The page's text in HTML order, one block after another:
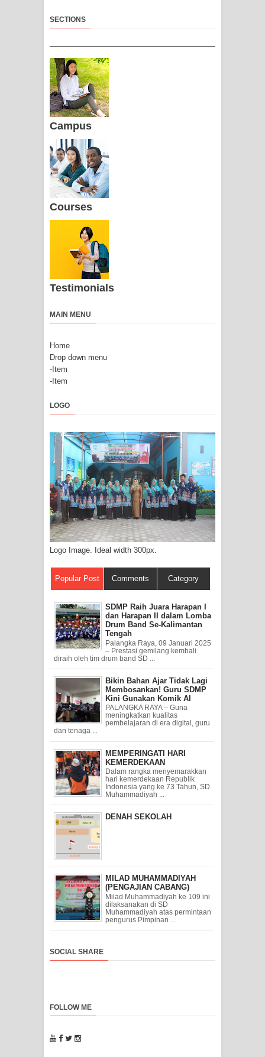
SECTIONS
Campus
Courses
Testimonials
MAIN MENU
Home
Drop down menu
-Item
-Item
LOGO
Logo Image. Ideal width 300px.
Popular Post Comments Category
SDMP Raih Juara Harapan I
dan Harapan II dalam Lomba
Drum Band Se-Kalimantan
Tengah
Palangka Raya, 09 Januari 2025
– Prestasi gemilang kembali
diraih oleh tim drum band SD ...
Bikin Bahan Ajar Tidak Lagi
Membosankan! Guru SDMP
Kini Gunakan Komik AI
PALANGKA RAYA – Guna
meningkatkan kualitas
pembelajaran di era digital, guru
dan tenaga ...
MEMPERINGATI HARI
KEMERDEKAAN
Dalam rangka menyemarakkan
hari kemerdekaan Republik
Indonesia yang ke 73 Tahun, SD
Muhammadiyah ...
DENAH SEKOLAH
MILAD MUHAMMADIYAH
(PENGAJIAN CABANG)
Milad Muhammadiyah ke 109 ini
dilaksanakan di SD
Muhammadiyah atas permintaan
pengurus Pimpinan ...
SOCIAL SHARE
FOLLOW ME